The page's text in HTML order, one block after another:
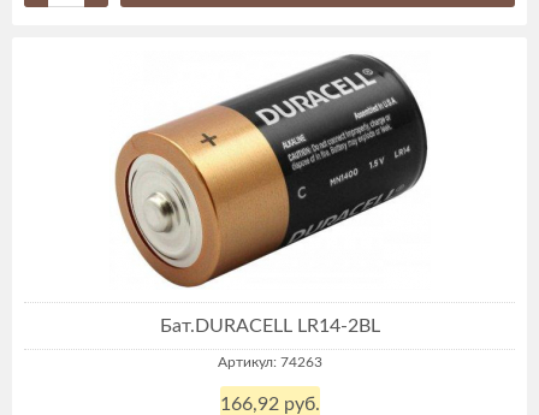
Бат.DURACELL LR14-2BL
Артикул: 74263
166,92 руб.